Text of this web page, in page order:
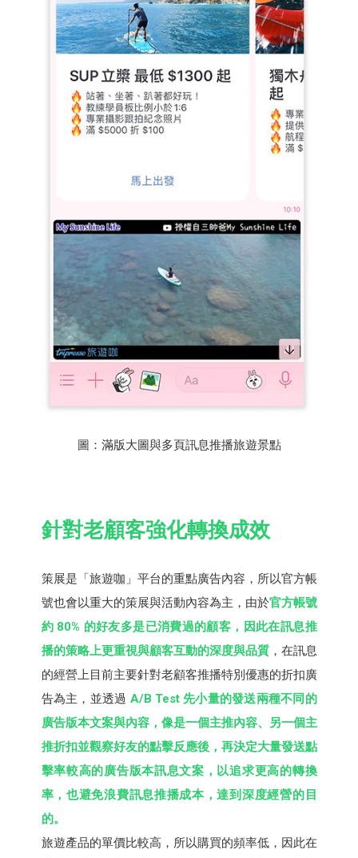
圖：滿版大圖與多頁訊息推播旅遊景點
針對老顧客強化轉換成效
策展是「旅遊咖」平台的重點廣告內容，所以官方帳
號也會以重大的策展與活動內容為主，由於官方帳號
約 80% 的好友多是已消費過的顧客，因此在訊息推
播的策略上更重視與顧客互動的深度與品質，在訊息
的經營上目前主要針對老顧客推播特別優惠的折扣廣
告為主，並透過 A/B Test 先小量的發送兩種不同的
廣告版本文案與內容，像是一個主推內容、另一個主
推折扣並觀察好友的點擊反應後，再決定大量發送點
擊率較高的廣告版本訊息文案，以追求更高的轉換
率，也避免浪費訊息推播成本，達到深度經營的目
的。
旅遊產品的單價比較高，所以購買的頻率低，因此在